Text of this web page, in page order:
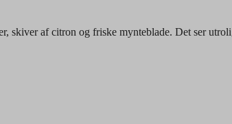
skiver af citron og friske mynteblade. Det ser